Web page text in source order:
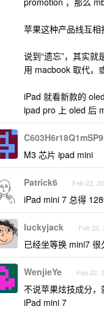
苹果这种产品线互相
说到“遗忘”，其实
用 macbook 取代，
iPad 就看新款的
ipad pro 上 oled 后
M3 芯片 ipad mini
Patrick6 Feb 22,
iPad mini 7 总得
luckyjack Feb 22,
已经坐等换 mini7 很
WenjieYe Feb 22,
不说苹果炫技成分，
iPad mini 7